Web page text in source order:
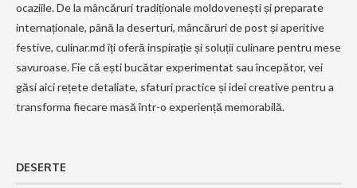
ocaziile. De la mâncăruri tradiționale moldovenești și preparate
internaționale, până la deserturi, mâncăruri de post și aperitive
festive, culinar.md îți oferă inspirație și soluții culinare pentru mese
savuroase. Fie că ești bucătar experimentat sau începător, vei
găsi aici rețete detaliate, sfaturi practice și idei creative pentru a
transforma fiecare masă într-o experiență memorabilă.
DESERTE